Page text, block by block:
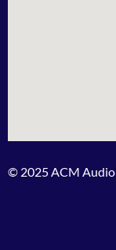
© 2025 ACM Audio